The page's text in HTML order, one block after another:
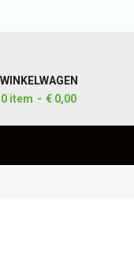
WINKELWAGEN
0 item € 0,00